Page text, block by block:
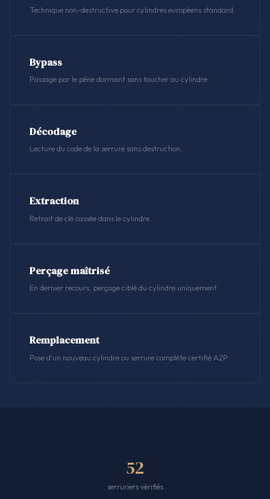
Technique non-destructive pour cylindres européens standard.
Bypass
Passage par le pêne dormant sans toucher au cylindre.
Décodage
Lecture du code de la serrure sans destruction.
Extraction
Retrait de clé cassée dans le cylindre.
Perçage maîtrisé
En dernier recours, perçage ciblé du cylindre uniquement.
Remplacement
Pose d'un nouveau cylindre ou serrure complète certifié A2P.
52
serruriers vérifiés